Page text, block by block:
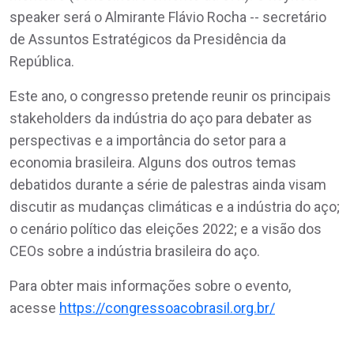
speaker será o Almirante Flávio Rocha -- secretário
de Assuntos Estratégicos da Presidência da
República.
Este ano, o congresso pretende reunir os principais
stakeholders da indústria do aço para debater as
perspectivas e a importância do setor para a
economia brasileira. Alguns dos outros temas
debatidos durante a série de palestras ainda visam
discutir as mudanças climáticas e a indústria do aço;
o cenário político das eleições 2022; e a visão dos
CEOs sobre a indústria brasileira do aço.
Para obter mais informações sobre o evento,
acesse https://congressoacobrasil.org.br/